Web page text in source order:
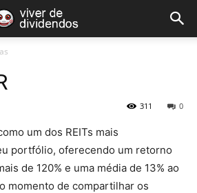
0
311
um dos REITs mais
portfólio, oferecendo um retorno
de 120% e uma média de 13% ao
momento de compartilhar os